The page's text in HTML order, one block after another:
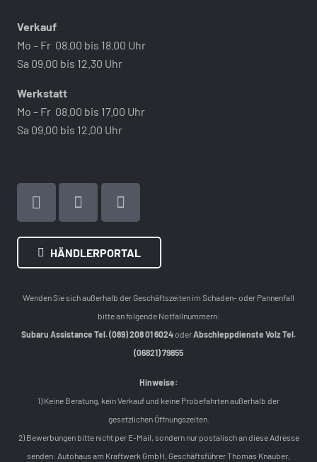
Verkauf
Mo – Fr 08.00 bis 18.00 Uhr
Sa 09.00 bis 12.30 Uhr
Werkstatt
Mo – Fr 08.00 bis 17.00 Uhr
Sa 09.00 bis 12.00 Uhr
HÄNDLERPORTAL
Wenden Sie sich außerhalb der Geschäftszeiten im Schaden- oder Pannenfall
bitte an folgende Notfallnummern:
Subaru Assistance Tel. (089) 208 01 6024oderAbschleppdienste Volz Tel.
(06821) 79855
Hinweise:
1) Keine Beratung, kein Verkauf und keine Probefahrten außerhalb der
gesetzlichen Öffnungszeiten.
2) Bewerbungen bitte nicht per E-Mail, sondern nur postalisch an diese Adresse
senden: Autohaus am Kraftwerk GmbH, Geschäftsführer Thomas Knauber,